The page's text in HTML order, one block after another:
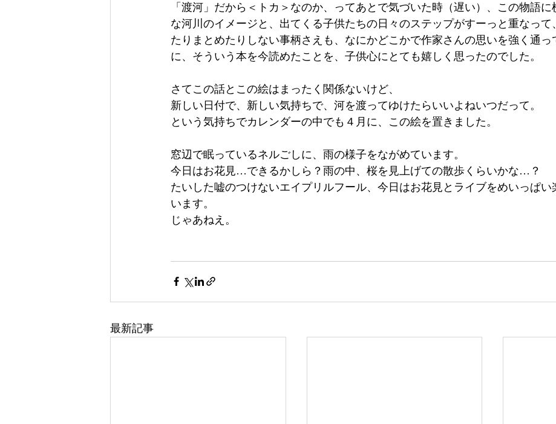
「渡河」だから＜トカ＞なのか、ってあとで気づいた時（遅い）、この物語に
な河川のイメージと、出てくる子供たちの日々のステップがすーっと重なって
たりまとめたりしない事柄さえも、なにかどこかで作家さんの思いを強く通っ
に、そういう本を今読めたことを、子供心にとても嬉しく思ったのでした。
さてこの話とこの絵はまったく関係ないけど、
新しい日付で、新しい気持ちで、河を渡ってゆけたらいいよねいつだって。
という気持ちでカレンダーの中でも４月に、この絵を置きました。
窓辺で眠っているネルごしに、雨の様子をながめています。
今日はお花見…できるかしら？雨の中、桜を見上げての散歩くらいかな…？
たいした嘘のつけないエイプリルフール、今日はお花見とライブをめいっぱい
います。
じゃあねえ。
最新記事